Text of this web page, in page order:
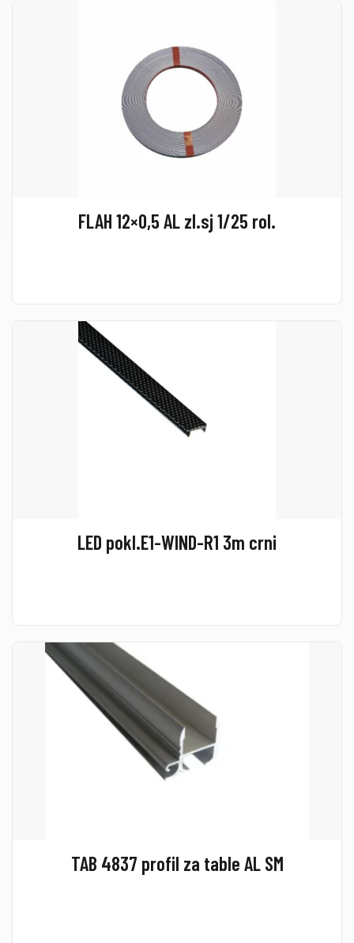
FLAH 12×0,5 AL zl.sj 1/25 rol.
LED pokl.E1-WIND-R1 3m crni
TAB 4837 profil za table AL SM